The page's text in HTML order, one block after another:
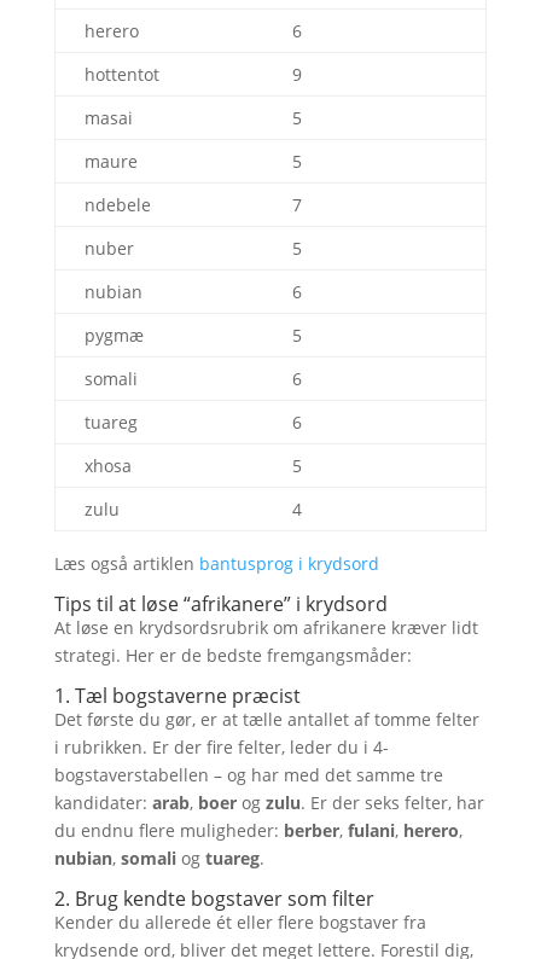
herero
6
hottentot
9
masai
5
maure
5
ndebele
7
nuber
5
nubian
6
pygmæ
5
somali
6
tuareg
6
xhosa
5
zulu
4
Læs også artiklen bantusprog i krydsord
Tips til at løse “afrikanere” i krydsord
At løse en krydsordsrubrik om afrikanere kræver lidt
strategi. Her er de bedste fremgangsmåder:
1. Tæl bogstaverne præcist
Det første du gør, er at tælle antallet af tomme felter
i rubrikken. Er der fire felter, leder du i 4-
bogstaverstabellen – og har med det samme tre
kandidater: arab, boerog zulu. Er der seks felter, har
du endnu flere muligheder: berber, fulani, herero,
nubian, somaliog tuareg.
2. Brug kendte bogstaver som filter
Kender du allerede ét eller flere bogstaver fra
krydsende ord, bliver det meget lettere. Forestil dig,